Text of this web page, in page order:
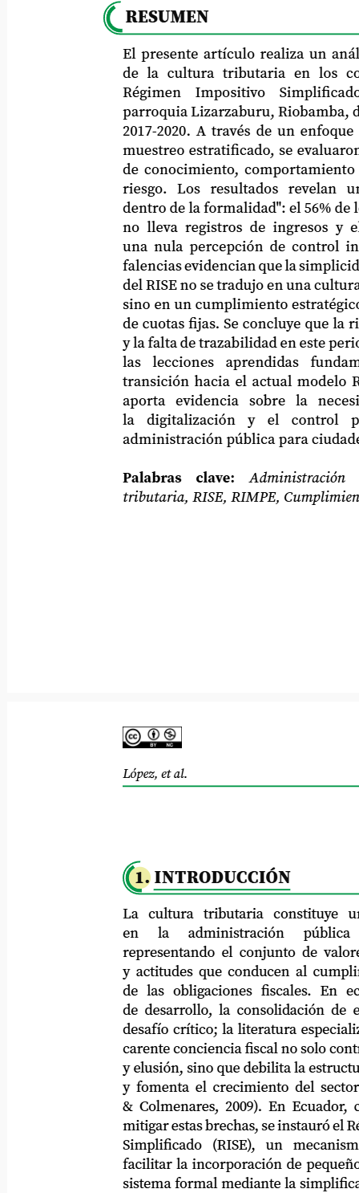
El presente artículo realiza un análisis
de la cultura tributaria en los
Régimen
Impositivo
Simplificado
parroquia Lizarzaburu, Riobamba,
2017-2020. A través de un enfoque
muestreo estratificado, se evaluaron las
de conocimiento, comportamiento y
riesgo.
Los resultados revelan
dentro de la formalidad": el 56% de los
no lleva registros de ingresos y el
una nula percepción de control
falencias evidencian que la simplicidad
del RISE no se tradujo en una cultura
sino en un cumplimiento estratégico
de cuotas fijas. Se concluye que la
y la falta de trazabilidad en este periodo
las
lecciones aprendidas
transición hacia el actual modelo
aporta
evidencia sobre la
la
digitalización y el control
administración pública para ciudades
Palabras clave:
Administración
tributaria, RISE, RIMPE, Cumplimiento
RESUMEN
López, et al.
La cultura tributaria constituye
en
la administración
pública
representando el conjunto de valores,
y actitudes que conducen al
de
las obligaciones fiscales. En
de desarrollo, la consolidación de esta
desafío crítico; la literatura especializada
carente conciencia fiscal no solo
y elusión, sino que debilita la estructura
y fomenta el crecimiento del sector
& Colmenares, 2009). En Ecuador, con
mitigar estas brechas, se instauró el
Simplificado
(RISE), un
mecanismo
facilitar la incorporación de pequeños
sistema formal mediante la
1. INTRODUCCIÓN